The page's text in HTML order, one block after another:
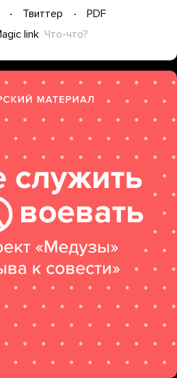
Твиттер
PDF
link Что-что?